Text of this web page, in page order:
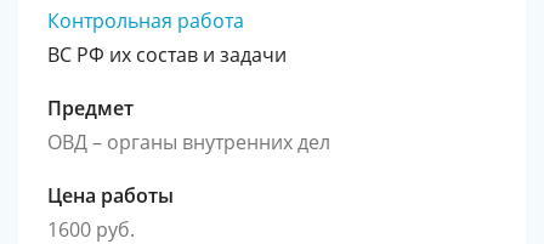
Контрольная работа
ВС РФ их состав и задачи
Предмет
ОВД – органы внутренних дел
Цена работы
1600 руб.